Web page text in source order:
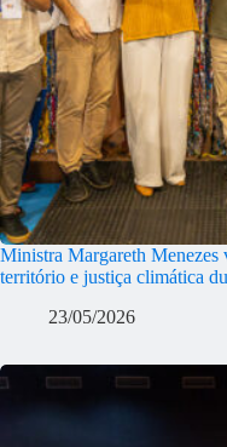
Ministra Margareth Menezes
território e justiça climática
23/05/2026